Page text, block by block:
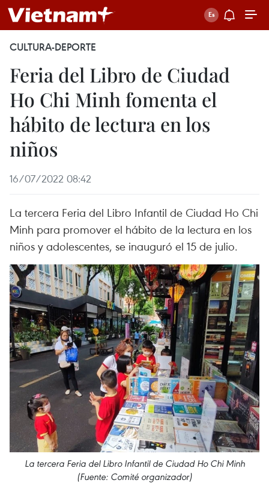
CULTURA-DEPORTE
Feria del Libro de Ciudad
Ho Chi Minh fomenta el
hábito de lectura en los
niños
16/07/2022 08:42
La tercera Feria del Libro Infantil de Ciudad Ho Chi
Minh para promover el hábito de la lectura en los
niños y adolescentes, se inauguró el 15 de julio.
La tercera Feria del Libro Infantil de Ciudad Ho Chi Minh
(Fuente: Comité organizador)